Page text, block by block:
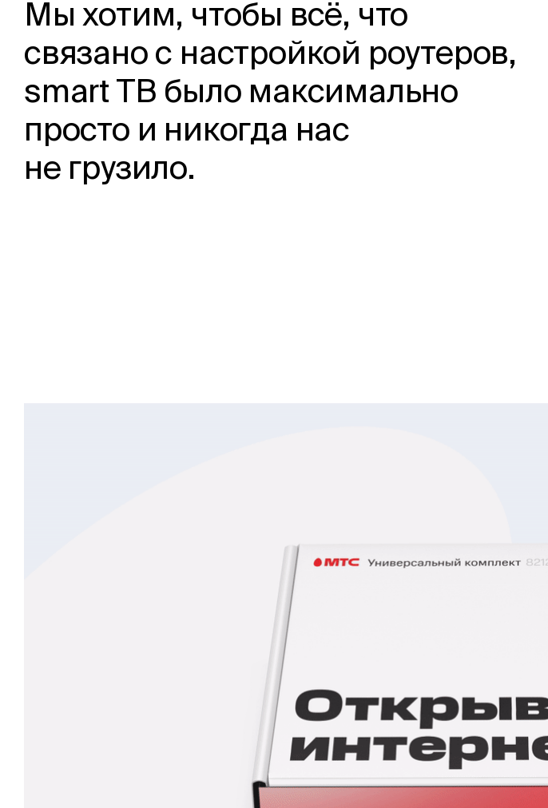
Мы хотим, чтобы всё, что
связано с настройкой роутеров,
smart ТВ было максимально
просто и никогда нас
не грузило.